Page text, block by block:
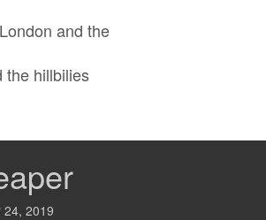
and the
the hillbilies
24, 2019